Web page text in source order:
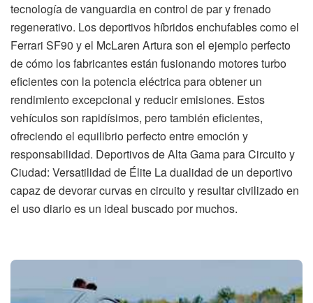
tecnología de vanguardia en control de par y frenado
regenerativo. Los deportivos híbridos enchufables como el
Ferrari SF90 y el McLaren Artura son el ejemplo perfecto
de cómo los fabricantes están fusionando motores turbo
eficientes con la potencia eléctrica para obtener un
rendimiento excepcional y reducir emisiones. Estos
vehículos son rapidísimos, pero también eficientes,
ofreciendo el equilibrio perfecto entre emoción y
responsabilidad. Deportivos de Alta Gama para Circuito y
Ciudad: Versatilidad de Élite La dualidad de un deportivo
capaz de devorar curvas en circuito y resultar civilizado en
el uso diario es un ideal buscado por muchos.